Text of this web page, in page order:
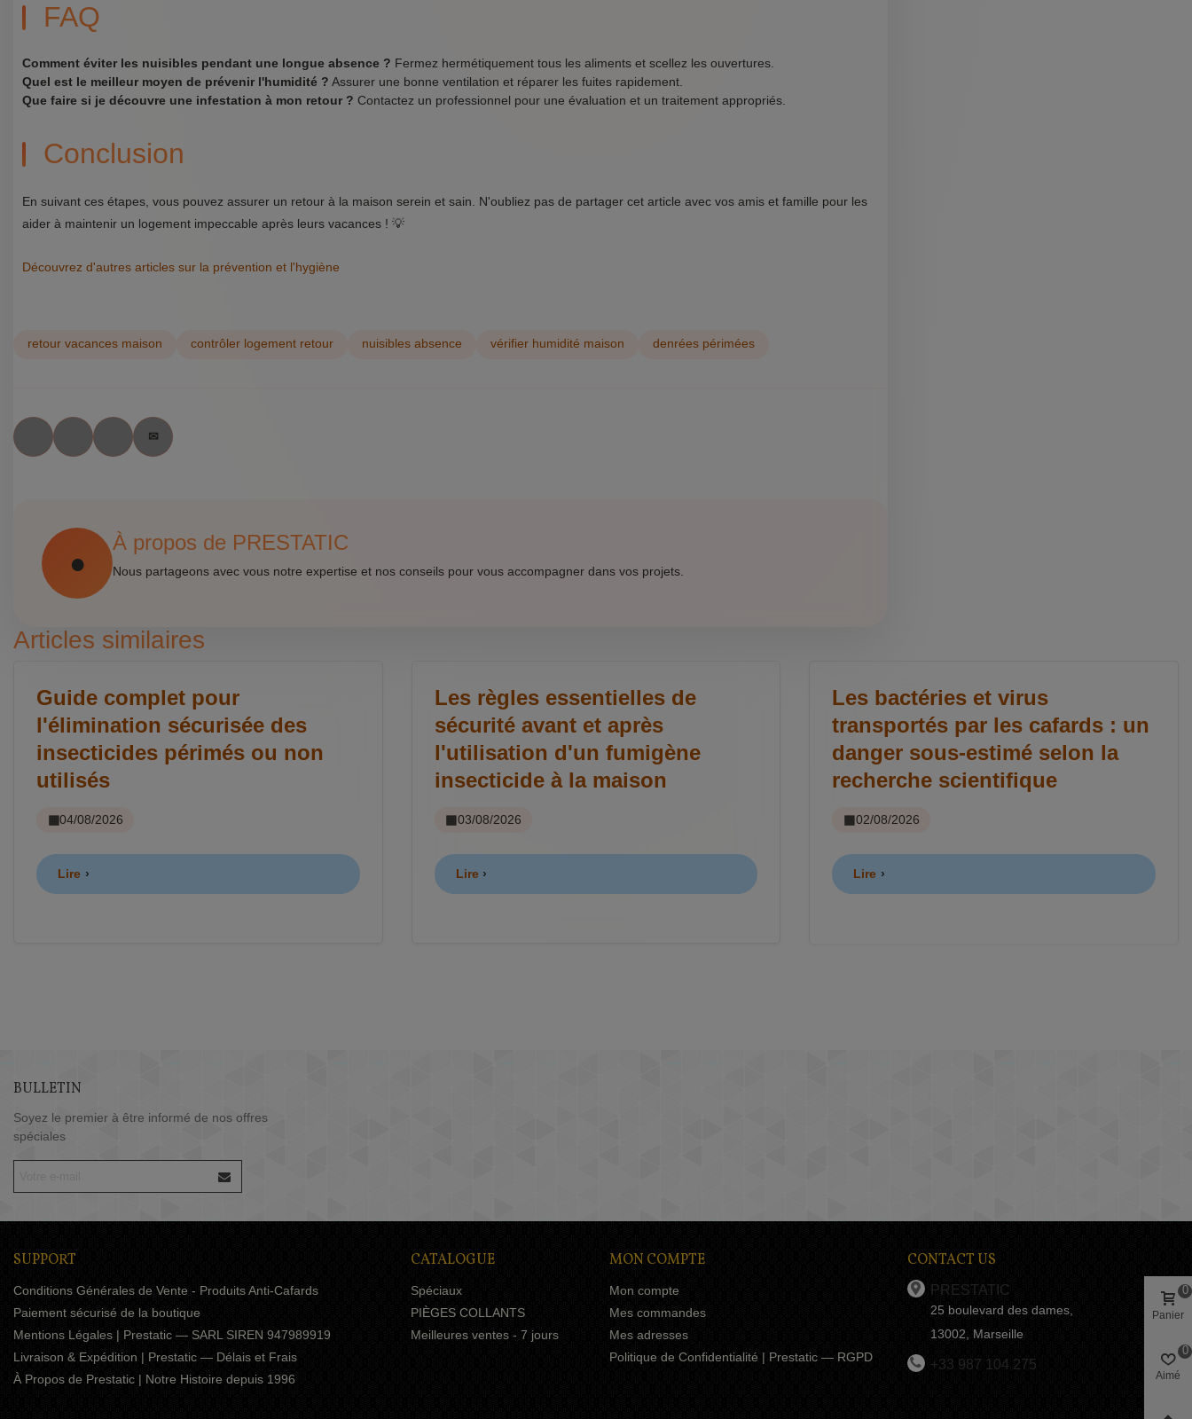
FAQ
Comment éviter les nuisibles pendant une longue absence ? Fermez hermétiquement tous les aliments et scellez les ouvertures.
Quel est le meilleur moyen de prévenir l'humidité ? Assurer une bonne ventilation et réparer les fuites rapidement.
Que faire si je découvre une infestation à mon retour ? Contactez un professionnel pour une évaluation et un traitement appropriés.
Conclusion
En suivant ces étapes, vous pouvez assurer un retour à la maison serein et sain. N'oubliez pas de partager cet article avec vos amis et famille pour les
aider à maintenir un logement impeccable après leurs vacances ! 💡
Découvrez d'autres articles sur la prévention et l'hygiène
retour vacances maison contrôler logement retour nuisibles absence vérifier humidité maison denrées périmées
À propos de PRESTATIC
Nous partageons avec vous notre expertise et nos conseils pour vous accompagner dans vos projets.
Articles similaires
Guide complet pour
l'élimination sécurisée des
insecticides périmés ou non
utilisés
04/08/2026
Lire
Les règles essentielles de
sécurité avant et après
l'utilisation d'un fumigène
insecticide à la maison
03/08/2026
Lire
Les bactéries et virus
transportés par les cafards : un
danger sous-estimé selon la
recherche scientifique
02/08/2026
Lire
BULLETIN
Soyez le premier à être informé de nos offres
spéciales
SUPPORT
Conditions Générales de Vente - Produits Anti-Cafards
Paiement sécurisé de la boutique
Mentions Légales | Prestatic — SARL SIREN 947989919
Livraison & Expédition | Prestatic — Délais et Frais
À Propos de Prestatic | Notre Histoire depuis 1996
CATALOGUE
Spéciaux
PIÈGES COLLANTS
Meilleures ventes - 7 jours
MON COMPTE
Mon compte
Mes commandes
Mes adresses
Politique de Confidentialité | Prestatic — RGPD
CONTACT US
PRESTATIC
25 boulevard des dames,
13002, Marseille
+33 987 104 275
Panier
0
Aimé
0